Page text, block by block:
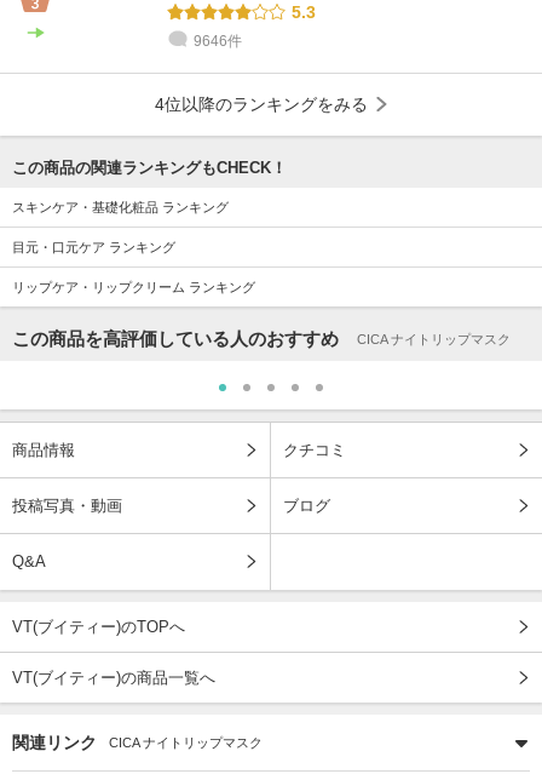
5.3
9646件
4位以降のランキングをみる
この商品の関連ランキングもCHECK！
スキンケア・基礎化粧品 ランキング
目元・口元ケア ランキング
リップケア・リップクリーム ランキング
この商品を高評価している人のおすすめ CICA ナイトリップマスク
商品情報 クチコミ
投稿写真・動画 ブログ
Q&A
VT(ブイティー)のTOPへ
VT(ブイティー)の商品一覧へ
関連リンク CICA ナイトリップマスク